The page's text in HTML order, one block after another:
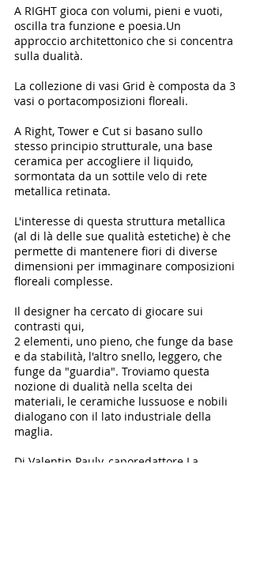
A RIGHT gioca con volumi, pieni e vuoti,
oscilla tra funzione e poesia.Un
approccio architettonico che si concentra
sulla dualità.
La collezione di vasi Grid è composta da 3
vasi o portacomposizioni floreali.
A Right, Tower e Cut si basano sullo
stesso principio strutturale, una base
ceramica per accogliere il liquido,
sormontata da un sottile velo di rete
metallica retinata.
L'interesse di questa struttura metallica
(al di là delle sue qualità estetiche) è che
permette di mantenere fiori di diverse
dimensioni per immaginare composizioni
floreali complesse.
Il designer ha cercato di giocare sui
contrasti qui,
2 elementi, uno pieno, che funge da base
e da stabilità, l'altro snello, leggero, che
funge da "guardia". Troviamo questa
nozione di dualità nella scelta dei
materiali, le ceramiche lussuose e nobili
dialogano con il lato industriale della
maglia.
Di Valentin Pauly, caporedattore La